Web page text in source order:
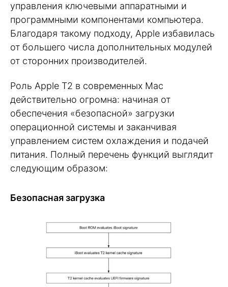
управления ключевыми аппаратными и
программными компонентами компьютера.
Благодаря такому подходу, Apple избавилась
от большего числа дополнительных модулей
от сторонних производителей.
Роль Apple T2 в современных Mac
действительно огромна: начиная от
обеспечения «безопасной» загрузки
операционной системы и заканчивая
управлением систем охлаждения и подачей
питания. Полный перечень функций выглядит
следующим образом:
Безопасная загрузка